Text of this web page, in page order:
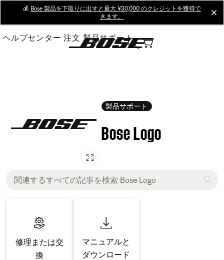
Main
💰 Bose 製品を下取りに出すと最大 ¥30,000 のクレジットを獲得で
きます。
ヘルプセンター 注文 製品サポート
製品サポート
Bose Logo
修理または交
換
マニュアルと
ダウンロード